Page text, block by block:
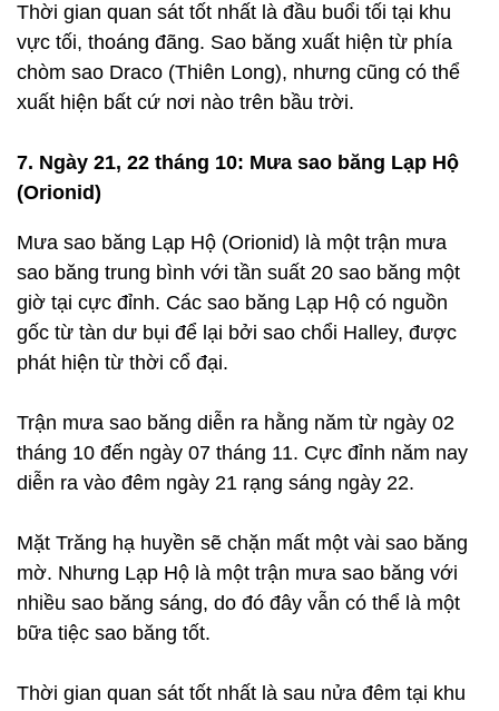
Thời gian quan sát tốt nhất là đầu buổi tối tại khu
vực tối, thoáng đãng. Sao băng xuất hiện từ phía
chòm sao Draco (Thiên Long), nhưng cũng có thể
xuất hiện bất cứ nơi nào trên bầu trời.
7. Ngày 21, 22 tháng 10: Mưa sao băng Lạp Hộ
(Orionid)
Mưa sao băng Lạp Hộ (Orionid) là một trận mưa
sao băng trung bình với tần suất 20 sao băng một
giờ tại cực đỉnh. Các sao băng Lạp Hộ có nguồn
gốc từ tàn dư bụi để lại bởi sao chổi Halley, được
phát hiện từ thời cổ đại.
Trận mưa sao băng diễn ra hằng năm từ ngày 02
tháng 10 đến ngày 07 tháng 11. Cực đỉnh năm nay
diễn ra vào đêm ngày 21 rạng sáng ngày 22.
Mặt Trăng hạ huyền sẽ chặn mất một vài sao băng
mờ. Nhưng Lạp Hộ là một trận mưa sao băng với
nhiều sao băng sáng, do đó đây vẫn có thể là một
bữa tiệc sao băng tốt.
Thời gian quan sát tốt nhất là sau nửa đêm tại khu